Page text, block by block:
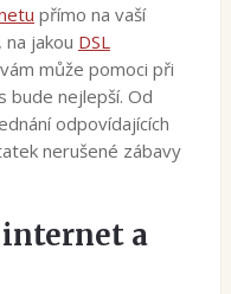
přímo na vaší
jakou DSL
může pomoci při
bude nejlepší. Od
odpovídajících
nerušené zábavy
a